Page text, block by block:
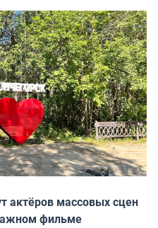
актёров массовых сцен
фильме